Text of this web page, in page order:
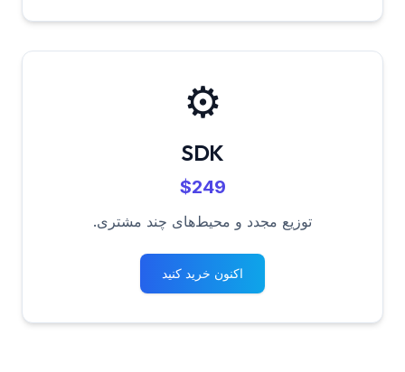
⚙️
SDK
$249
توزیع مجدد و محیط‌های چند مشتری.
اکنون خرید کنید